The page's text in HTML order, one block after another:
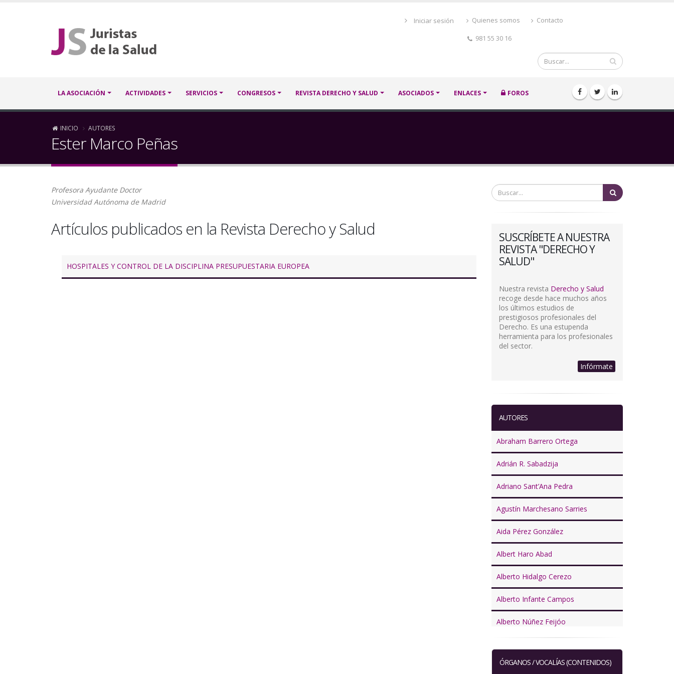
MenúIniciar sesión Quienes somos Contacto
981 55 30 16
Buscar
Navegación
principal
LA ASOCIACIÓN ACTIVIDADES SERVICIOS CONGRESOS REVISTA DERECHO Y SALUD ASOCIADOS ENLACES FOROS
Sobrescribir
enlaces
ayuda
la
navegación
INICIO AUTORES
Ester Marco Peñas
Profesora Ayudante Doctor
Universidad Autónoma de Madrid
Artículos publicados en la Revista Derecho y Salud
HOSPITALES Y CONTROL DE LA DISCIPLINA PRESUPUESTARIA EUROPEA
SUSCRÍBETE A NUESTRA
REVISTA "DERECHO Y
SALUD"
Nuestra revista Derecho y Salud
recoge desde hace muchos años
los últimos estudios de
prestigiosos profesionales del
Derecho. Es una estupenda
herramienta para los profesionales
del sector.
Infórmate
AUTORES
Abraham Barrero Ortega
Adrián R. Sabadzija
Adriano Sant’Ana Pedra
Agustín Marchesano Sarries
Aida Pérez González
Albert Haro Abad
Alberto Hidalgo Cerezo
Alberto Infante Campos
Alberto Núñez Feijóo
Alejandra Boto Álvarez
ÓRGANOS / VOCALÍAS (CONTENIDOS)